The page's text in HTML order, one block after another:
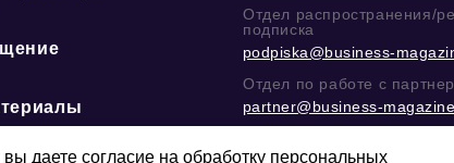
Отдел распространения/
подписка
podpiska@business-
Отдел по работе с
partner@business-
@mazovилиMAX
даете согласие на обработку персональных